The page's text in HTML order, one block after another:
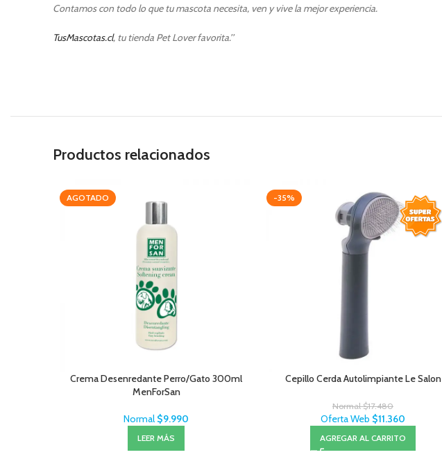
Contamos con todo lo que tu mascota necesita, ven y vive la mejor experiencia.
TusMascotas.cl, tu tienda Pet Lover favorita.’’
Productos relacionados
AGOTADO
Crema Desenredante Perro/Gato 300ml
MenForSan
Normal $9.990
LEER MÁS
-35%
Cepillo Cerda Autolimpiante Le Salon
Normal$17.480
Oferta Web $11.360
AGREGAR AL CARRITO